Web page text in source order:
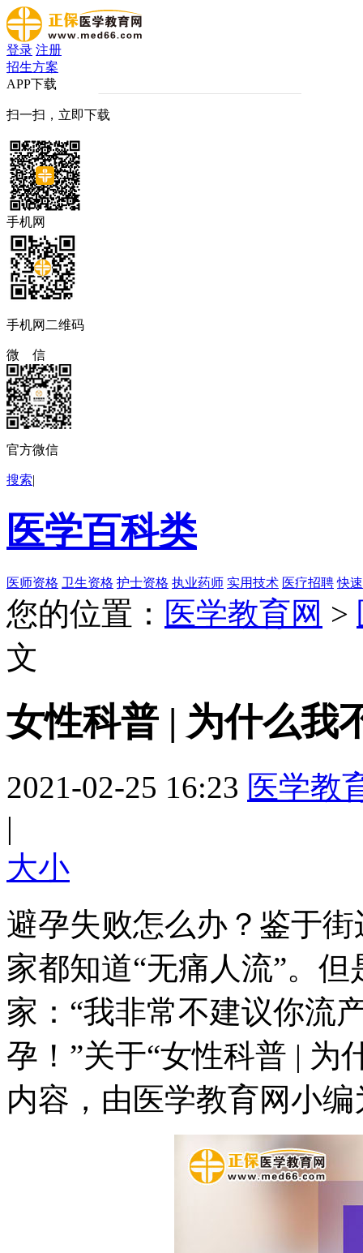
登录 注册
招生方案
APP下载
扫一扫，立即下载
手机网
手机网二维码
微 信
官方微信
搜索|
医学百科类
医师资格 卫生资格 护士资格 执业药师 实用技术 医疗招聘 快
您的位置： 医学教育网 >
文
女性科普 | 为什么我
2021-02-25 16:23 医学教
|
大小
避孕失败怎么办？鉴于
家都知道“无痛人流”。
家：“我非常不建议你流
孕！”关于“女性科普 | 为
内容，由医学教育网小